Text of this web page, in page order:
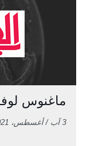
ماغنوس
3 آب / أغسطس، 2021